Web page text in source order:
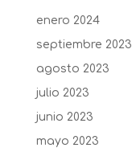
enero 2024
septiembre 2023
agosto 2023
julio 2023
junio 2023
mayo 2023